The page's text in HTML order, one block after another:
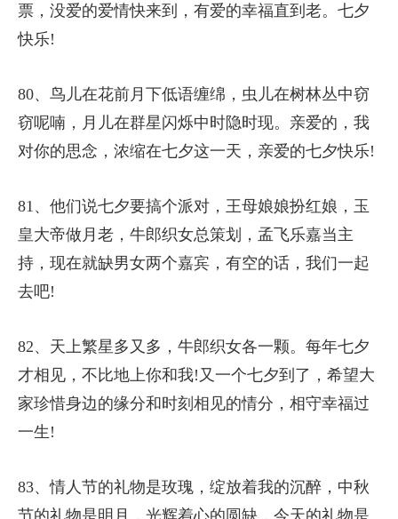
票，没爱的爱情快来到，有爱的幸福直到老。七夕
快乐!
80、鸟儿在花前月下低语缠绵，虫儿在树林丛中窃
窃呢喃，月儿在群星闪烁中时隐时现。亲爱的，我
对你的思念，浓缩在七夕这一天，亲爱的七夕快乐!
81、他们说七夕要搞个派对，王母娘娘扮红娘，玉
皇大帝做月老，牛郎织女总策划，孟飞乐嘉当主
持，现在就缺男女两个嘉宾，有空的话，我们一起
去吧!
82、天上繁星多又多，牛郎织女各一颗。每年七夕
才相见，不比地上你和我!又一个七夕到了，希望大
家珍惜身边的缘分和时刻相见的情分，相守幸福过
一生!
83、情人节的礼物是玫瑰，绽放着我的沉醉，中秋
节的礼物是明月，光辉着心的圆缺，今天的礼物是